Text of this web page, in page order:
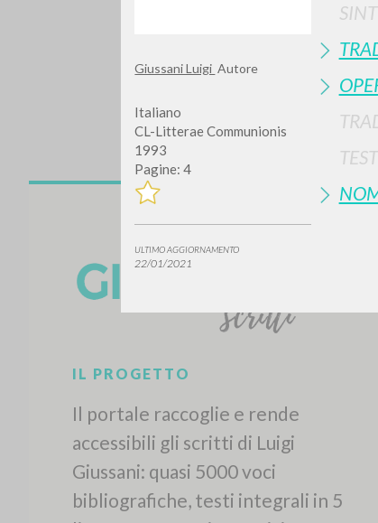
Giussani Luigi Autore
Italiano
CL-Litterae Communionis
1993
Pagine: 4
ULTIMO AGGIORNAMENTO
22/01/2021
TIPOLOGIA OPERA
IL PROGETTO
Il portale raccoglie e rende